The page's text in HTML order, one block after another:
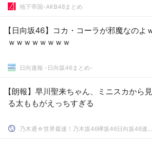
地下帝国-AKB48まとめ
【日向坂46】コカ・コーラが邪魔なのよ
ｗｗｗｗｗｗｗｗ
日向速報 -日向坂46まとめ-
【朗報】早川聖来ちゃん、ミニスカから
る太ももがえっちすぎる
乃木通☆世界最速！乃木坂46欅坂46日向坂46速報まとめ